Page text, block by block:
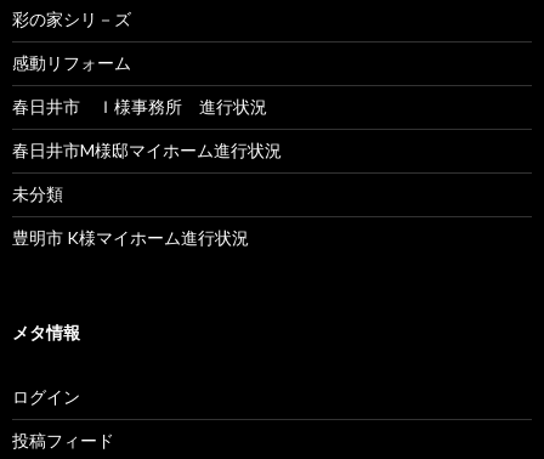
彩の家シリ－ズ
感動リフォーム
春日井市 Ｉ様事務所 進行状況
春日井市M様邸マイホーム進行状況
未分類
豊明市 K様マイホーム進行状況
メタ情報
ログイン
投稿フィード